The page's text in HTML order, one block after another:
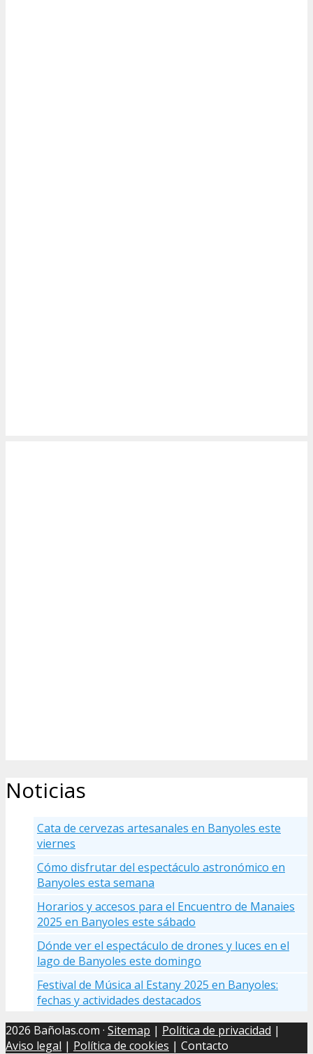
Noticias
Cata de cervezas artesanales en Banyoles este
viernes
Cómo disfrutar del espectáculo astronómico en
Banyoles esta semana
Horarios y accesos para el Encuentro de Manaies
2025 en Banyoles este sábado
Dónde ver el espectáculo de drones y luces en el
lago de Banyoles este domingo
Festival de Música al Estany 2025 en Banyoles:
fechas y actividades destacados
2026 Bañolas.com · Sitemap | Política de privacidad |
Aviso legal | Política de cookies | Contacto